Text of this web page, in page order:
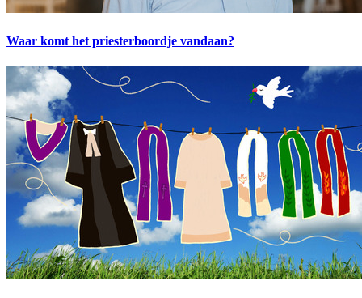
Waar komt het priesterboordje vandaan?